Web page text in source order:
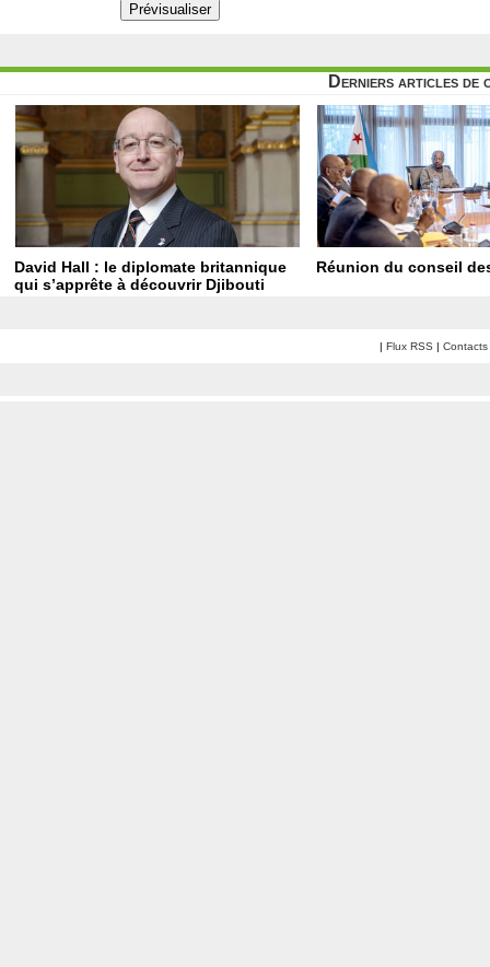
Derniers articles de
David Hall : le diplomate britannique
qui s’apprête à découvrir Djibouti
Réunion du conseil
| Flux RSS | Contacts